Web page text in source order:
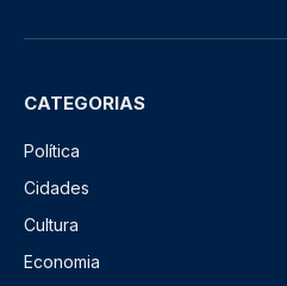
CATEGORIAS
Política
Cidades
Cultura
Economia